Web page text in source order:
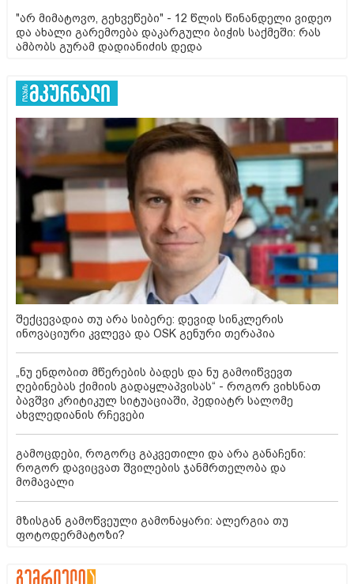
"არ მიმატოვო, გეხვეწები" - 12 წლის წინანდელი ვიდეო
და ახალი გარემოება დაკარგული ბიჭის საქმეში: რას
ამბობს გურამ დადიანიძის დედა
შექცევადია თუ არა სიბერე: დევიდ სინკლერის
ინოვაციური კვლევა და OSK გენური თერაპია
„ნუ ენდობით მწერების ბადეს და ნუ გამოიწვევთ
ღებინებას ქიმიის გადაყლაპვისას“ - როგორ ვიხსნათ
ბავშვი კრიტიკულ სიტუაციაში, პედიატრ სალომე
ახვლედიანის რჩევები
გამოცდები, როგორც გაკვეთილი და არა განაჩენი:
როგორ დავიცვათ შვილების ჯანმრთელობა და
მომავალი
მზისგან გამოწვეული გამონაყარი: ალერგია თუ
ფოტოდერმატოზი?